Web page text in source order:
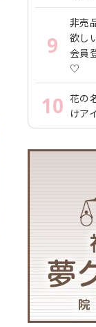
9
非売
欲し
会員
♡
10 花の
けア